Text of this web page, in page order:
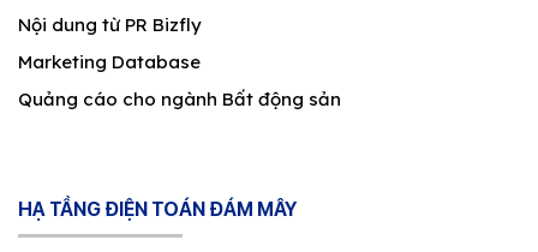
Nội dung từ PR Bizfly
Marketing Database
Quảng cáo cho ngành Bất động sản
HẠ TẦNG ĐIỆN TOÁN ĐÁM MÂY